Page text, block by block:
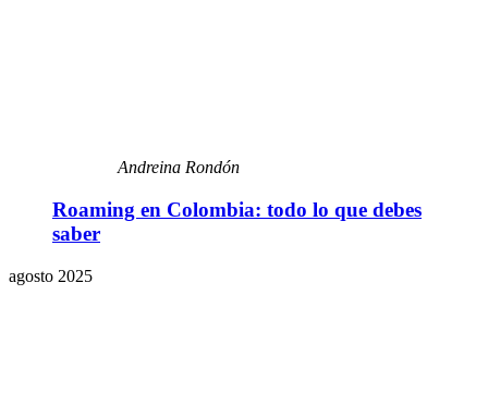
Andreina Rondón
Roaming en Colombia: todo lo que debes
saber
agosto 2025